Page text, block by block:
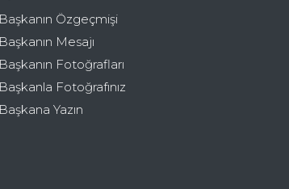
Başkanın Özgeçmişi
Başkanın Mesajı
Başkanın Fotoğrafları
Başkanla Fotoğrafınız
Başkana Yazın